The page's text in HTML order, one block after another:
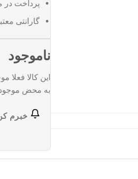
پرداخت در
گارانتی
ناموجود
این کالا فعلا
به محض